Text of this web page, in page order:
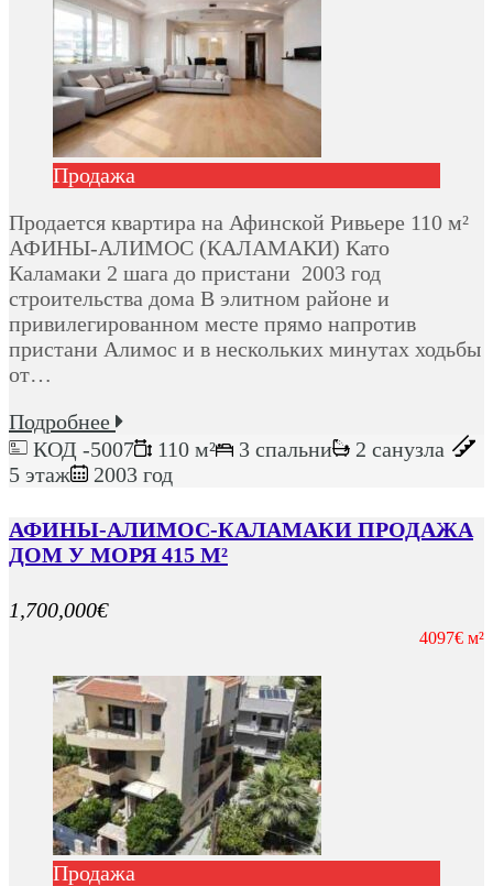
Продажа
Продается квартира на Афинской Ривьере 110 м²
АФИНЫ-АЛИМОС (КАЛАМАКИ) Като
Каламаки 2 шага до пристани 2003 год
строительства дома В элитном районе и
привилегированном месте прямо напротив
пристани Алимос и в нескольких минутах ходьбы
от…
Подробнее
КОД -5007
110 м² 3 спальни
2 санузла
5 этаж
2003 год
АФИНЫ-АЛИМОС-КАЛАМАКИ ПРОДАЖА
ДОМ У МОРЯ 415 М²
1,700,000€
4097€ м²
Продажа